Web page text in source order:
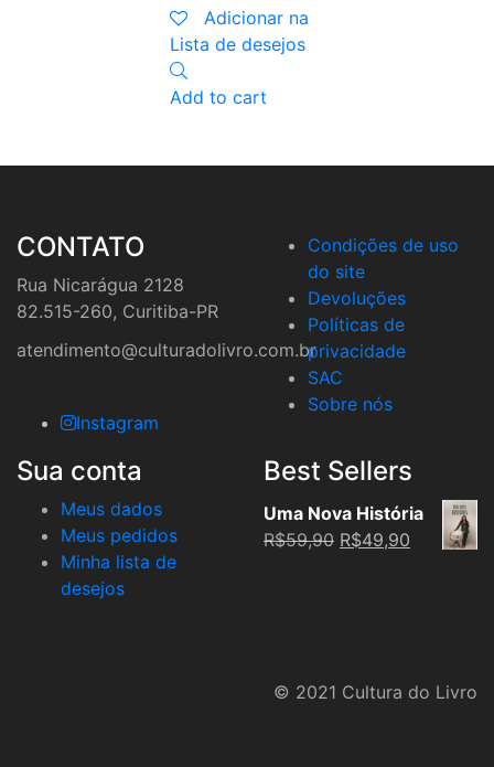
R$59,90.
Adicionar na
Lista de desejos
Add to cart
CONTATO
Rua Nicarágua 2128
82.515-260, Curitiba-PR
atendimento@culturadolivro.com.br
Instagram
Condições de uso
do site
Devoluções
Políticas de
privacidade
SAC
Sobre nós
Sua conta
Meus dados
Meus pedidos
Minha lista de
desejos
Best Sellers
Uma Nova História
R$59,90 Original
R$49,90 Current
© 2021 Cultura do Livro